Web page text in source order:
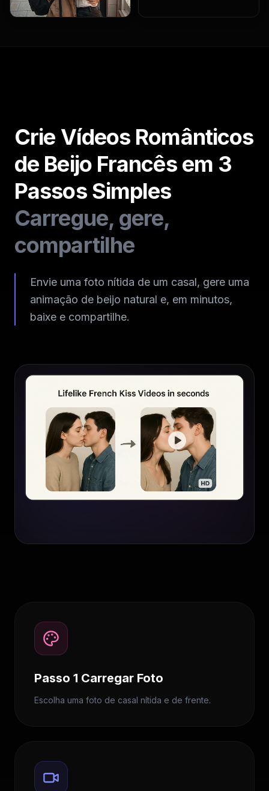
Crie Vídeos Românticos
de Beijo Francês em 3
Passos Simples
Carregue, gere,
compartilhe
Envie uma foto nítida de um casal, gere uma
animação de beijo natural e, em minutos,
baixe e compartilhe.
Passo 1 Carregar Foto
Escolha uma foto de casal nítida e de frente.